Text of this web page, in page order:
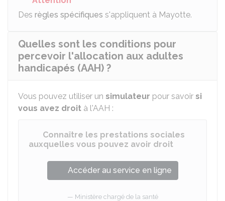
Des règles spécifiques s'appliquent à Mayotte.
Quelles sont les conditions pour
percevoir l'allocation aux adultes
handicapés (AAH) ?
Vous pouvez utiliser un simulateur pour savoir si
vous avez droit à l'AAH :
Connaître les prestations sociales
auxquelles vous pouvez avoir droit
Accéder au service en ligne
Ministère chargé de la santé